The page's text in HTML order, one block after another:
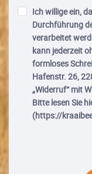
Ich willige ein,
Durchführung
verarbeitet
kann jederzeit
formloses
Hafenstr. 26,
„Widerruf“ mit
Bitte lesen Sie
(https://